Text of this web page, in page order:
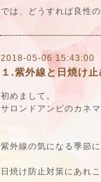
では、どうすれば良性
2018-05-06 15:43:00
１.紫外線と日焼け
初めまして。
サロンドアンビのカネマ
紫外線の気になる季節に
日焼け防止対策にあれ